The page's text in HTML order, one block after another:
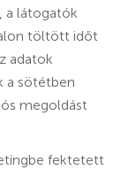
a látogatók
töltött időt
adatok
a sötétben
megoldást
fektetett